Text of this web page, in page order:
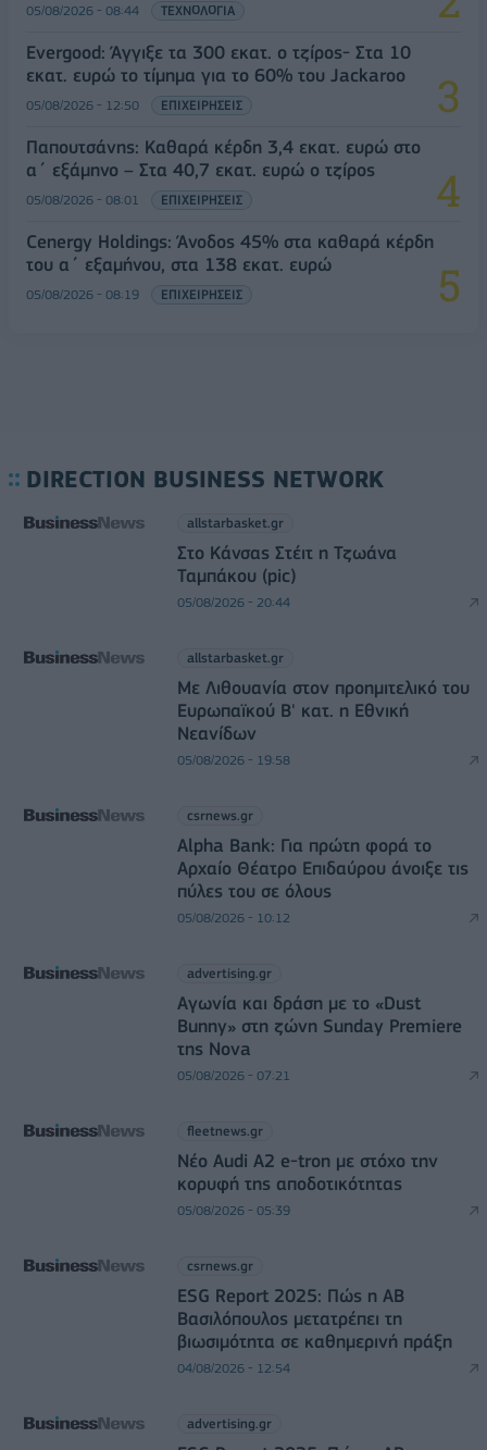
05/08/2026 - 08:44 ΤΕΧΝΟΛΟΓΙΑ
Evergood: Άγγιξε τα 300 εκατ. ο τζίρος- Στα 10
εκατ. ευρώ το τίμημα για το 60% του Jackaroo
05/08/2026 - 12:50 ΕΠΙΧΕΙΡΗΣΕΙΣ
Παπουτσάνης: Καθαρά κέρδη 3,4 εκατ. ευρώ στο
α΄ εξάμηνο – Στα 40,7 εκατ. ευρώ ο τζίρος
05/08/2026 - 08:01 ΕΠΙΧΕΙΡΗΣΕΙΣ
Cenergy Holdings: Άνοδος 45% στα καθαρά κέρδη
του α΄ εξαμήνου, στα 138 εκατ. ευρώ
05/08/2026 - 08:19 ΕΠΙΧΕΙΡΗΣΕΙΣ
DIRECTION BUSINESS NETWORK
allstarbasket.gr
Στο Κάνσας Στέιτ η Τζωάνα
Ταμπάκου (pic)
05/08/2026 - 20:44
allstarbasket.gr
Με Λιθουανία στον προημιτελικό του
Ευρωπαϊκού Β' κατ. η Εθνική
Νεανίδων
05/08/2026 - 19:58
csrnews.gr
Alpha Bank: Για πρώτη φορά το
Αρχαίο Θέατρο Επιδαύρου άνοιξε τις
πύλες του σε όλους
05/08/2026 - 10:12
advertising.gr
Αγωνία και δράση με το «Dust
Bunny» στη ζώνη Sunday Premiere
της Nova
05/08/2026 - 07:21
fleetnews.gr
Νέο Audi A2 e-tron με στόχο την
κορυφή της αποδοτικότητας
05/08/2026 - 05:39
csrnews.gr
ESG Report 2025: Πώς η ΑΒ
Βασιλόπουλος μετατρέπει τη
βιωσιμότητα σε καθημερινή πράξη
04/08/2026 - 12:54
advertising.gr